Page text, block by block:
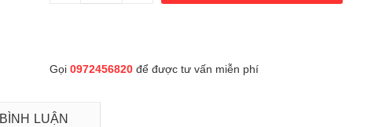
Gọi 0972456820để được tư vấn miễn phí
BÌNH LUẬN